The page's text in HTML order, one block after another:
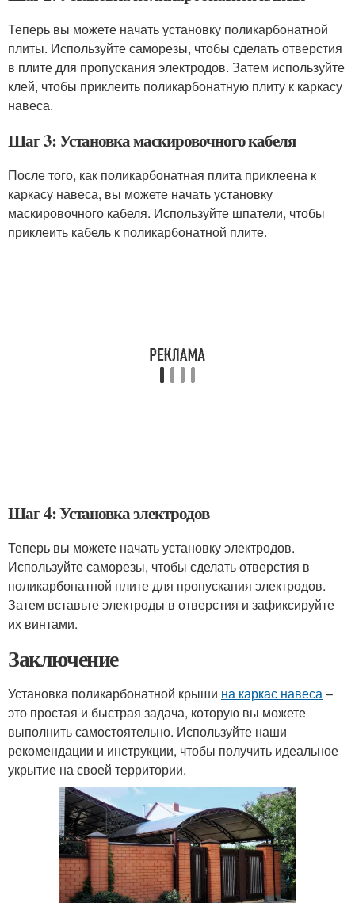
Теперь вы можете начать установку поликарбонатной
плиты. Используйте саморезы, чтобы сделать отверстия
в плите для пропускания электродов. Затем используйте
клей, чтобы приклеить поликарбонатную плиту к каркасу
навеса.
Шаг 3: Установка маскировочного кабеля
После того, как поликарбонатная плита приклеена к
каркасу навеса, вы можете начать установку
маскировочного кабеля. Используйте шпатели, чтобы
приклеить кабель к поликарбонатной плите.
Шаг 4: Установка электродов
Теперь вы можете начать установку электродов.
Используйте саморезы, чтобы сделать отверстия в
поликарбонатной плите для пропускания электродов.
Затем вставьте электроды в отверстия и зафиксируйте
их винтами.
Заключение
Установка поликарбонатной крыши на каркас навеса–
это простая и быстрая задача, которую вы можете
выполнить самостоятельно. Используйте наши
рекомендации и инструкции, чтобы получить идеальное
укрытие на своей территории.